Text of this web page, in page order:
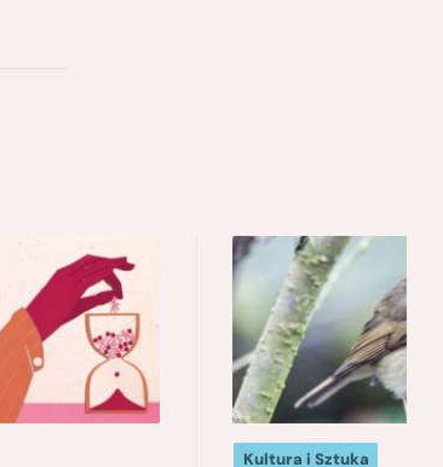
Kultura i Sztuka